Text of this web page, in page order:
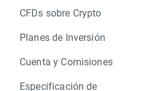
CFDs sobre Crypto
Planes de Inversión
Cuenta y Comisiones
Especificación de